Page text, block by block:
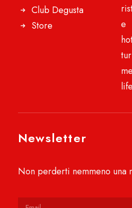
Club Degusta
Store
Newsletter
Non perderti nemmeno una